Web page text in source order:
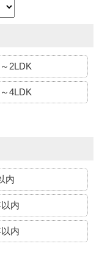
2LDK
4LDK
内
内
内